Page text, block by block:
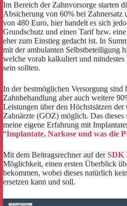
Im Bereich der Zahnvorsorge starten
Absicherung von 60% bei Zahnersatz
von 480 Euro, hier handelt es sich
Grundschutz und einen Tarif bzw.
eher zum Einstieg gedacht ist. In
mit der ambulanten Selbstbeteiligung
welche vorab kalkuliert und
sein sollten.
In der bestmöglichen Versorgung sind
Zahnbehandlung aber auch weitere
Leistungen über den Höchstsätzen
Zahnärzte (GOZ) möglich. Das
meine eigene Erfahrung mit
“Implantate, Narkose und was die
Mit dem Beitragsrechner auf derSDK
Möglichkeit, einen ersten Überblick
bekommen, wobei dieses natürlich
ersetzen kann und soll.